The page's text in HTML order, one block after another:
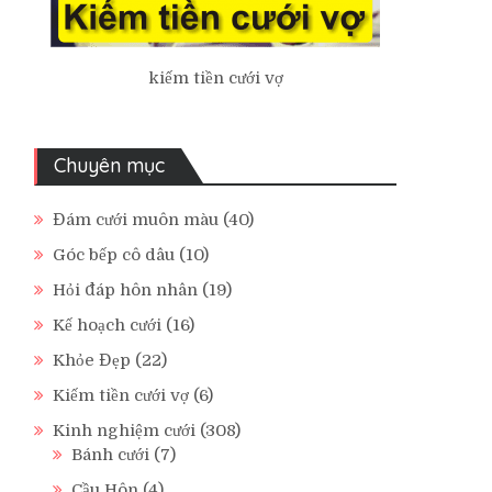
kiếm tiền cưới vợ
Chuyên mục
Đám cưới muôn màu (40)
Góc bếp cô dâu (10)
Hỏi đáp hôn nhân (19)
Kế hoạch cưới (16)
Khỏe Đẹp (22)
Kiếm tiền cưới vợ (6)
Kinh nghiệm cưới (308)
Bánh cưới (7)